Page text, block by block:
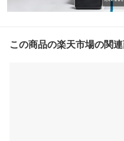
この商品の楽天市場の関